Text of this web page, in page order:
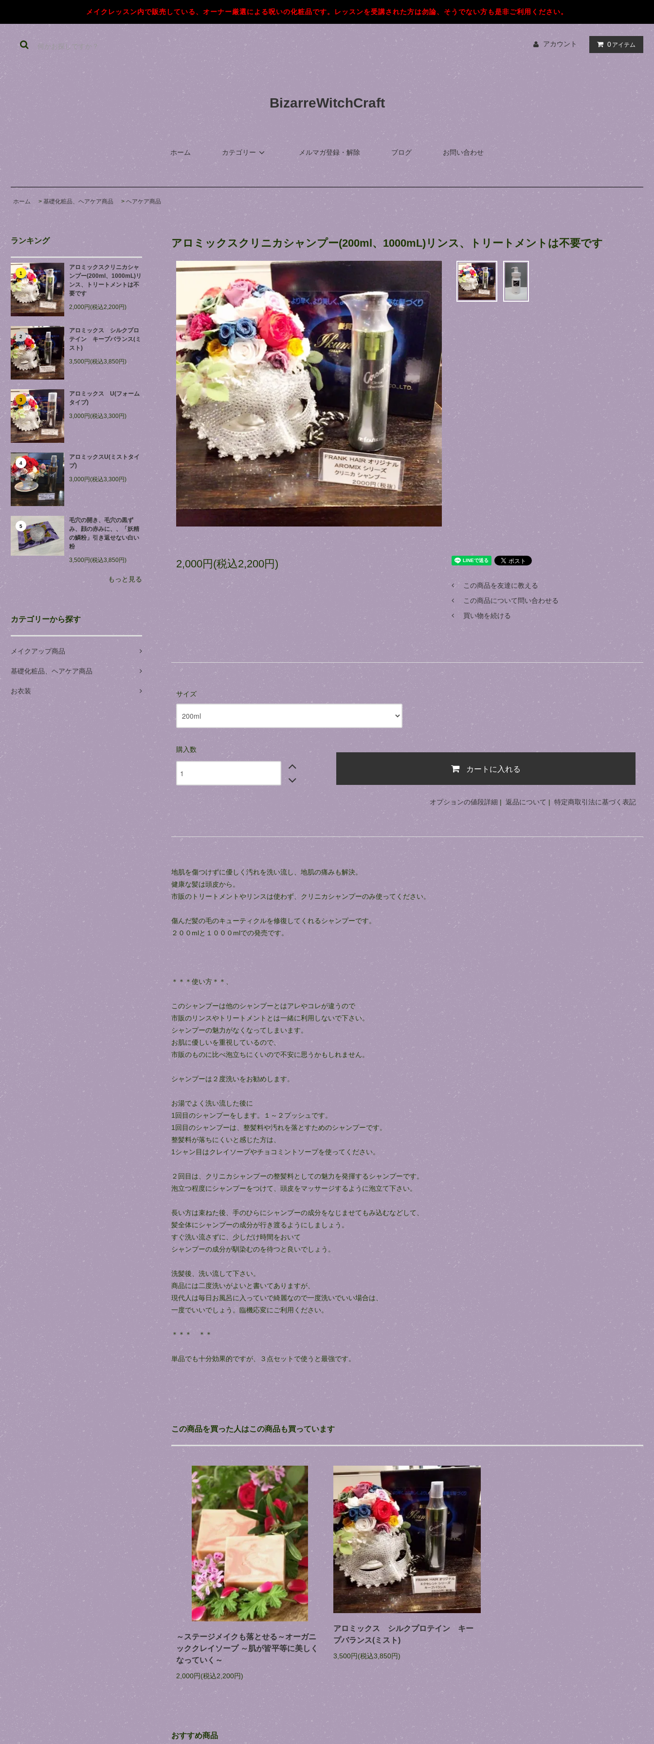
メイクレッスン内で販売している、オーナー厳選による呪いの化粧品です。レッスンを受講された方は勿論、そうでない方も是非ご利用ください。
アカウント 0 アイテム
BizarreWitchCraft
ホーム カテゴリー メルマガ登録・解除 ブログ お問い合わせ
ホーム > 基礎化粧品、ヘアケア商品 > ヘアケア商品
ランキング
1
アロミックスクリニカシャ
ンプー(200ml、1000mL)リ
ンス、トリートメントは不
要です
2,000円(税込2,200円)
2
アロミックス シルクプロ
テイン キープバランス(ミ
スト)
3,500円(税込3,850円)
3
アロミックス U(フォーム
タイプ)
3,000円(税込3,300円)
4
アロミックスU(ミストタイ
プ)
3,000円(税込3,300円)
5
毛穴の開き、毛穴の黒ず
み、顔の赤みに、、「妖精
の鱗粉」引き返せない白い
粉
3,500円(税込3,850円)
もっと見る
カテゴリーから探す
メイクアップ商品
基礎化粧品、ヘアケア商品
お衣装
アロミックスクリニカシャンプー(200ml、1000mL)リンス、トリートメントは不要です
2,000円(税込2,200円)
この商品を友達に教える
この商品について問い合わせる
買い物を続ける
サイズ
購入数
カートに入れる
オプションの値段詳細 | 返品について | 特定商取引法に基づく表記
地肌を傷つけずに優しく汚れを洗い流し、地肌の痛みも解決。
健康な髪は頭皮から。
市販のトリートメントやリンスは使わず、クリニカシャンプーのみ使ってください。
傷んだ髪の毛のキューティクルを修復してくれるシャンプーです。
２００mlと１０００mlでの発売です。
＊＊＊使い方＊＊、
このシャンプーは他のシャンプーとはアレやコレが違うので
市販のリンスやトリートメントとは一緒に利用しないで下さい。
シャンプーの魅力がなくなってしまいます。
お肌に優しいを重視しているので、
市販のものに比べ泡立ちにくいので不安に思うかもしれません。
シャンプーは２度洗いをお勧めします。
お湯でよく洗い流した後に
1回目のシャンプーをします。１～２プッシュです。
1回目のシャンプーは、整髪料や汚れを落とすためのシャンプーです。
整髪料が落ちにくいと感じた方は、
1シャン目はクレイソープやチョコミントソープを使ってください。
２回目は、クリニカシャンプーの整髪料としての魅力を発揮するシャンプーです。
泡立つ程度にシャンプーをつけて、頭皮をマッサージするように泡立て下さい。
長い方は束ねた後、手のひらにシャンプーの成分をなじませてもみ込むなどして、
髪全体にシャンプーの成分が行き渡るようにしましょう。
すぐ洗い流さずに、少しだけ時間をおいて
シャンプーの成分が馴染むのを待つと良いでしょう。
洗髪後、洗い流して下さい。
商品には二度洗いがよいと書いてありますが、
現代人は毎日お風呂に入っていで綺麗なので一度洗いでいい場合は、
一度でいいでしょう。臨機応変にご利用ください。
＊＊＊ ＊＊
単品でも十分効果的ですが、３点セットで使うと最強です。
この商品を買った人はこの商品も買っています
～ステージメイクも落とせる～オーガニ
ッククレイソープ ～肌が皆平等に美しく
なっていく～
2,000円(税込2,200円)
アロミックス シルクプロテイン キー
プバランス(ミスト)
3,500円(税込3,850円)
おすすめ商品